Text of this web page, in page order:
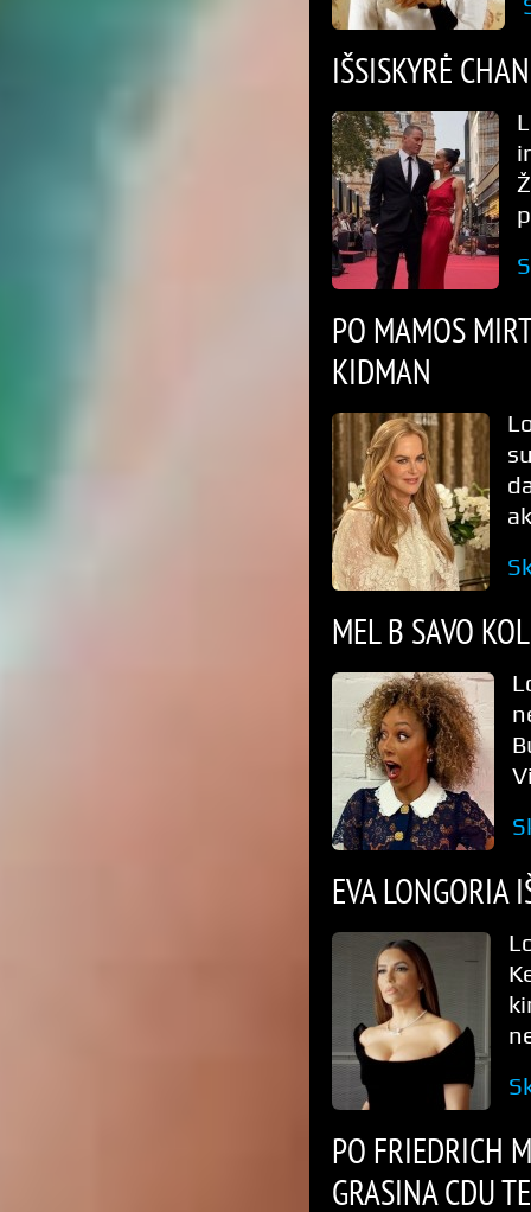
IŠSISKYRĖ
PO MAMOS
KIDMAN
MEL B SAVO
EVA LONGORIA
PO FRIEDRICH
GRASINA CDU